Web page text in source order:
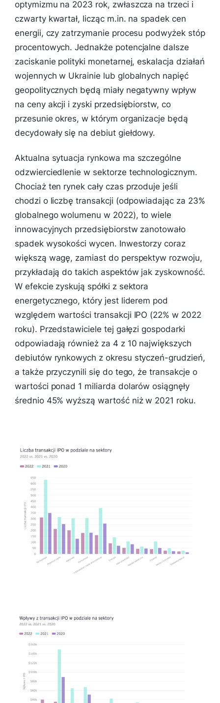
optymizmu na 2023 rok, zwłaszcza na trzeci i
czwarty kwartał, licząc m.in. na spadek cen
energii, czy zatrzymanie procesu podwyżek stóp
procentowych. Jednakże potencjalne dalsze
zaciskanie polityki monetarnej, eskalacja działań
wojennych w Ukrainie lub globalnych napięć
geopolitycznych będą miały negatywny wpływ
na ceny akcji i zyski przedsiębiorstw, co
przesunie okres, w którym organizacje będą
decydowały się na debiut giełdowy.
Aktualna sytuacja rynkowa ma szczególne
odzwierciedlenie w sektorze technologicznym.
Chociaż ten rynek cały czas przoduje jeśli
chodzi o liczbę transakcji (odpowiadając za 23%
globalnego wolumenu w 2022), to wiele
innowacyjnych przedsiębiorstw zanotowało
spadek wysokości wycen. Inwestorzy coraz
większą wagę, zamiast do perspektyw rozwoju,
przykładają do takich aspektów jak zyskowność.
W efekcie zyskują spółki z sektora
energetycznego, który jest liderem pod
względem wartości transakcji IPO (22% w 2022
roku). Przedstawiciele tej gałęzi gospodarki
odpowiadają również za 4 z 10 największych
debiutów rynkowych z okresu styczeń-grudzień,
a także przyczynili się do tego, że transakcje o
wartości ponad 1 miliarda dolarów osiągnęły
średnio 45% wyższą wartość niż w 2021 roku.